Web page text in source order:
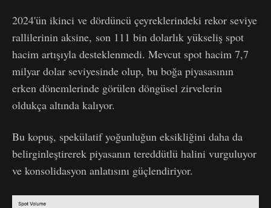
2024'ün ikinci ve dördüncü çeyreklerindeki rekor seviye
rallilerinin aksine, son 111 bin dolarlık yükseliş spot
hacim artışıyla desteklenmedi. Mevcut spot hacim 7,7
milyar dolar seviyesinde olup, bu boğa piyasasının
erken dönemlerinde görülen döngüsel zirvelerin
oldukça altında kalıyor.
Bu kopuş, spekülatif yoğunluğun eksikliğini daha da
belirginleştirerek piyasanın tereddütlü halini vurguluyor
ve konsolidasyon anlatısını güçlendiriyor.